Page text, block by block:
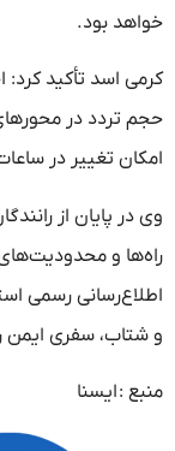
خواهد بود.
کرمی اسد تأکید
حجم تردد در
امکان تغییر در
وی در پایان از
راه‌ها و محدودیت‌های
اطلاع‌رسانی رسمی
و شتاب، سفری ایمن
منبع :ایسنا